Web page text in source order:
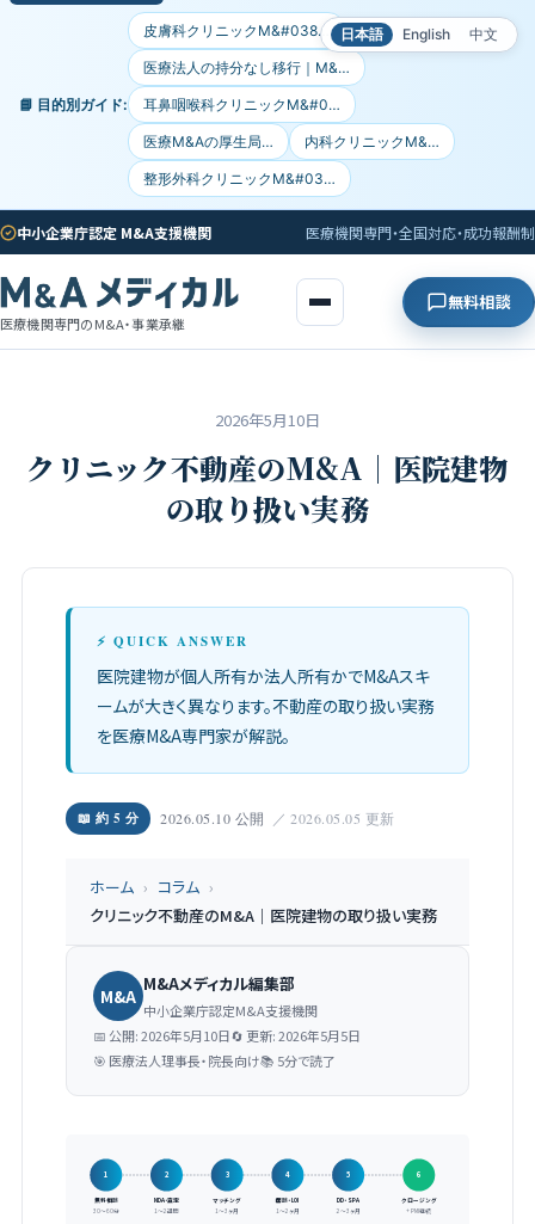
日本語 English 中文
📘 目的別ガイド:
皮膚科クリニックM&#038…
医療法人の持分なし移行｜M&…
耳鼻咽喉科クリニックM&#0…
医療M&Aの厚生局… 内科クリニックM&…
整形外科クリニックM&#03…
中小企業庁認定 M&A支援機関 医療機関専門・全国対応・成功報酬制
医療機関専門のM&A・事業承継
無料相談
2026年5月10日
クリニック不動産のM&A｜医院建物
の取り扱い実務
⚡ QUICK ANSWER
医院建物が個人所有か法人所有かでM&Aスキ
ームが大きく異なります。不動産の取り扱い実務
を医療M&A専門家が解説。
📖 約 5 分 2026.05.10 公開 ／ 2026.05.05 更新
ホーム › コラム ›
クリニック不動産のM&A｜医院建物の取り扱い実務
M&A
M&Aメディカル編集部
中小企業庁認定M&A支援機関
📅 公開: 2026年5月10日🔄 更新: 2026年5月5日
🎯 医療法人理事長・院長向け📚 5分で読了
1
無料相談
30〜60分
2
NDA・査定
1〜2週間
3
マッチング
1〜3ヶ月
4
面談・LOI
1〜2ヶ月
5
DD・SPA
2〜3ヶ月
6
クロージング
+ PMI継続